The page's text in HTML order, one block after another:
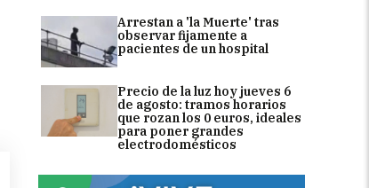
Arrestan a 'la Muerte' tras
observar fijamente a
pacientes de un hospital
Precio de la luz hoy jueves 6
de agosto: tramos horarios
que rozan los 0 euros, ideales
para poner grandes
electrodomésticos